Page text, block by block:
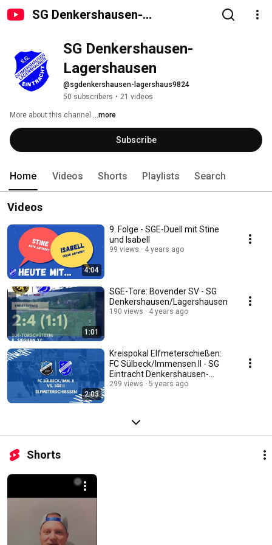
SG Denkershausen-
SG Denkershausen-
Lagershausen
@sgdenkershausen-lagershaus9824
50 subscribers • 21 videos
More about this channel ...more
Subscribe
Home Videos Shorts Playlists Search
Videos
4:04
9. Folge - SGE-Duell mit Stine
und Isabell
99 views 4 years ago
1:01
SGE-Tore: Bovender SV - SG
Denkershausen/Lagershausen
190 views 4 years ago
2:03
Kreispokal Elfmeterschießen:
FC Sülbeck/Immensen II - SG
Eintracht Denkershausen-
Lagershausen II
299 views 5 years ago
Shorts